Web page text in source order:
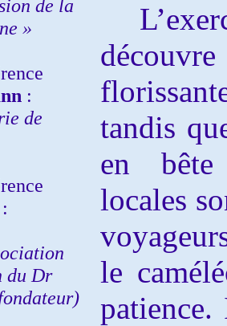
de la
»
:
de
:
du Dr
tandis
en bête
locales
le
patience.